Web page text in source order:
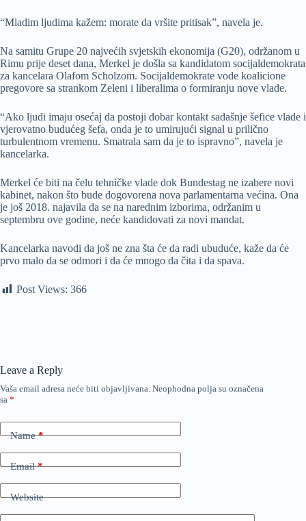
“Mladim ljudima kažem: morate da vršite pritisak”, navela je.
Na samitu Grupe 20 najvećih svjetskih ekonomija (G20), održanom u
Rimu prije deset dana, Merkel je došla sa kandidatom socijaldemokrata
za kancelara Olafom Scholzom. Socijaldemokrate vode koalicione
pregovore sa strankom Zeleni i liberalima o formiranju nove vlade.
“Ako ljudi imaju osećaj da postoji dobar kontakt sadašnje šefice vlade i
vjerovatno budućeg šefa, onda je to umirujući signal u prilično
turbulentnom vremenu. Smatrala sam da je to ispravno”, navela je
kancelarka.
Merkel će biti na čelu tehničke vlade dok Bundestag ne izabere novi
kabinet, nakon što bude dogovorena nova parlamentarna većina. Ona
je još 2018. najavila da se na narednim izborima, održanim u
septembru ove godine, neće kandidovati za novi mandat.
Kancelarka navodi da još ne zna šta će da radi ubuduće, kaže da će
prvo malo da se odmori i da će mnogo da čita i da spava.
Post Views: 366
Leave a Reply
Vaša email adresa neće biti objavljivana. Neophodna polja su označena
sa *
Name*
Email*
Website